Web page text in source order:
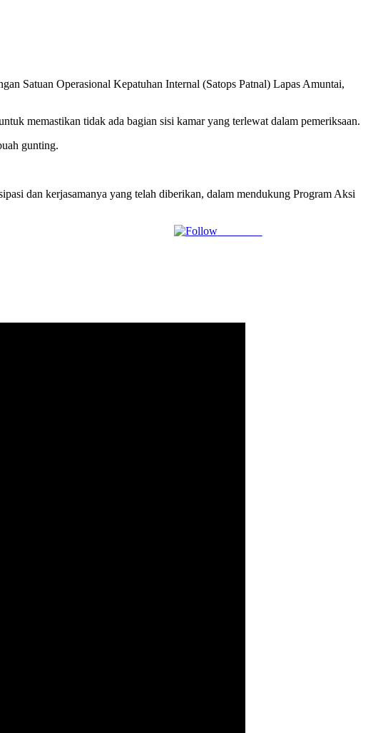
Satuan Operasional Kepatuhan Internal (Satops Patnal) Lapas Amuntai,
memastikan tidak ada bagian sisi kamar yang terlewat dalam pemeriksaan.
gunting.
dan kerjasamanya yang telah diberikan, dalam mendukung Program Aksi
Follow us